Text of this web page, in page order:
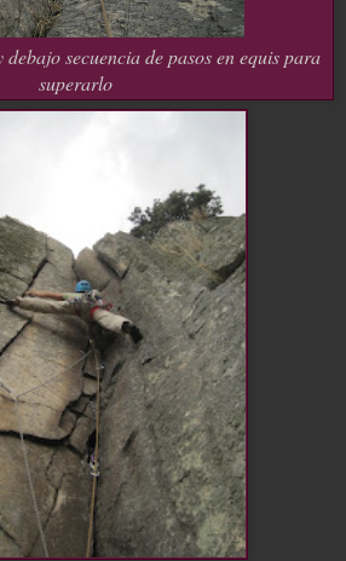
secuencia de pasos en equis para
superarlo